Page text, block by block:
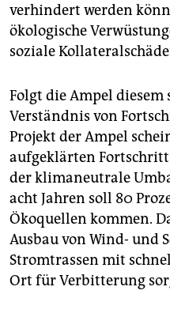
verhindert werden
ökologische
soziale
Folgt die Ampel
Verständnis von
Projekt der Ampel
aufgeklärten
der klimaneutrale
acht Jahren soll 80
Ökoquellen kommen.
Ausbau von Wind- und
Stromtrassen mit
Ort für Verbitterung